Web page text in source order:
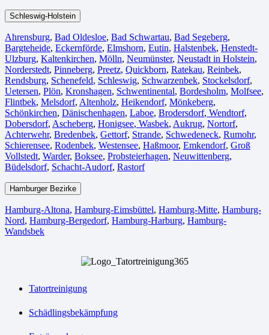
Schleswig-Holstein
Ahrensburg, Bad Oldesloe, Bad Schwartau, Bad Segeberg,
Bargteheide, Eckernförde, Elmshorn, Eutin, Halstenbek, Henstedt-
Ulzburg, Kaltenkirchen, Mölln, Neumünster, Neustadt in Holstein,
Norderstedt, Pinneberg, Preetz, Quickborn, Ratekau, Reinbek,
Rendsburg, Schenefeld, Schleswig, Schwarzenbek, Stockelsdorf,
Uetersen, Plön, Kronshagen, Schwentinental, Bordesholm, Molfsee,
Flintbek, Melsdorf, Altenholz, Heikendorf, Mönkeberg,
Schönkirchen, Dänischenhagen, Laboe, Brodersdorf, Wendtorf,
Dobersdorf, Ascheberg, Honigsee, Wasbek, Aukrug, Nortorf,
Achterwehr, Bredenbek, Gettorf, Strande, Schwedeneck, Rumohr,
Schierensee, Rodenbek, Westensee, Haßmoor, Emkendorf, Groß
Vollstedt, Warder, Boksee, Probsteierhagen, Neuwittenberg,
Büdelsdorf, Schacht-Audorf, Rastorf
Hamburger Bezirke
Hamburg-Altona, Hamburg-Eimsbüttel, Hamburg-Mitte, Hamburg-
Nord, Hamburg-Bergedorf, Hamburg-Harburg, Hamburg-
Wandsbek
Tatortreinigung
Schädlingsbekämpfung